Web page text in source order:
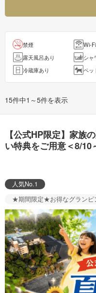
禁煙 Wi-
露天風呂あり
シャ
冷蔵庫あり
ペッ
15件中1～5件を表示
【公式HP限定】家族
い特典をご用意＜8/10
人気No.1
★期間限定★お得なグランピ